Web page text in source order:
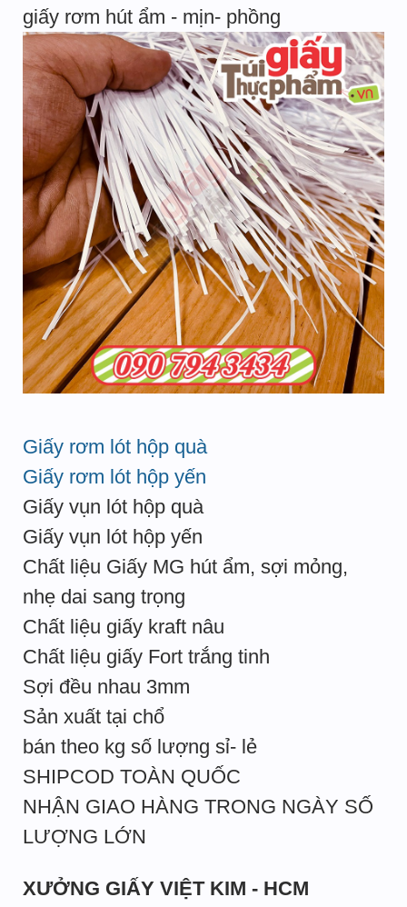
giấy rơm hút ẩm - mịn- phồng
Giấy rơm lót hộp quà
Giấy rơm lót hộp yến
Giấy vụn lót hộp quà
Giấy vụn lót hộp yến
Chất liệu Giấy MG hút ẩm, sợi mỏng,
nhẹ dai sang trọng
Chất liệu giấy kraft nâu
Chất liệu giấy Fort trắng tinh
Sợi đều nhau 3mm
Sản xuất tại chổ
bán theo kg số lượng sỉ- lẻ
SHIPCOD TOÀN QUỐC
NHẬN GIAO HÀNG TRONG NGÀY SỐ
LƯỢNG LỚN
XƯỞNG GIẤY VIỆT KIM - HCM